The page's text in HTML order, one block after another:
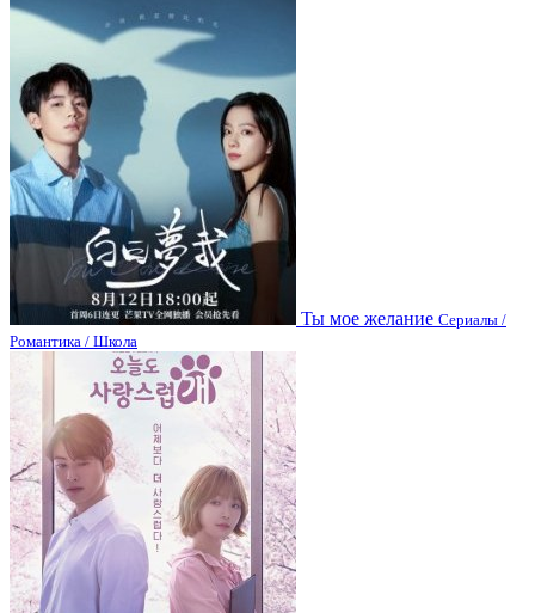
Ты мое желание Сериалы /
Романтика / Школа